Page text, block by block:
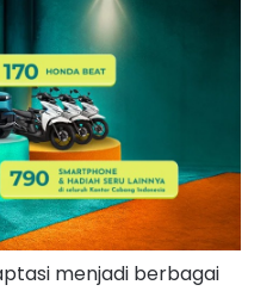
menjadi berbagai